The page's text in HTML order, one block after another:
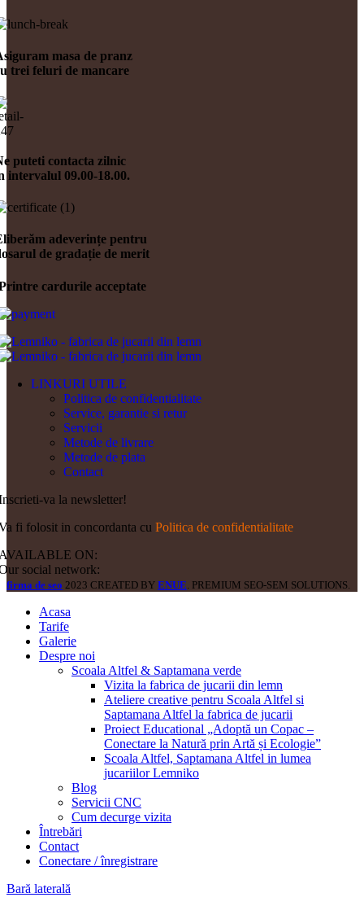
masa de pranz
trei feluri de mancare
puteti contacta zilnic
intervalul 09.00-18.00.
adeverințe pentru
de gradație de merit
cardurile acceptate
LINKURI UTILE
Politica de confidentialitate
Service, garantie si retur
Servicii
Metode de livrare
Metode de plata
Contact
va la newsletter!
fi folosit in concordanta cu Politica de confidentialitate
ON:
social network:
firma de seo 2023 CREATED BY ENUE . PREMIUM SEO-SEM SOLUTIONS.
Acasa
Tarife
Galerie
Despre noi
Scoala Altfel & Saptamana verde
Vizita la fabrica de jucarii din lemn
Ateliere creative pentru Scoala Altfel si
Saptamana Altfel la fabrica de jucarii
Proiect Educational „Adoptă un Copac –
Conectare la Natură prin Artă și Ecologie”
Scoala Altfel, Saptamana Altfel in lumea
jucariilor Lemniko
Blog
Servicii CNC
Cum decurge vizita
Întrebări
Contact
Conectare / înregistrare
Bară laterală